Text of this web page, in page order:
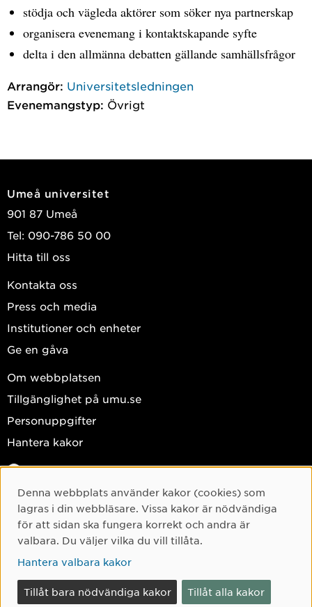
stödja och vägleda aktörer som söker nya partnerskap
organisera evenemang i kontaktskapande syfte
delta i den allmänna debatten gällande samhällsfrågor
Arrangör: Universitetsledningen
Evenemangstyp: Övrigt
Umeå universitet
901 87 Umeå
Tel: 090-786 50 00
Hitta till oss
Kontakta oss
Press och media
Institutioner och enheter
Ge en gåva
Om webbplatsen
Tillgänglighet på umu.se
Personuppgifter
Hantera kakor
Facebook
Instagram
TikTok
Youtube
Cookie-samtycke
Denna webbplats använder kakor (cookies) som
lagras i din webbläsare. Vissa kakor är nödvändiga
för att sidan ska fungera korrekt och andra är
valbara. Du väljer vilka du vill tillåta.
Hantera valbara kakor
Tillåt bara nödvändiga kakor Tillåt alla kakor